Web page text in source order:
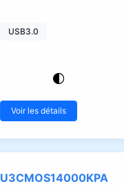
USB3.0
Voir les détails
U3CMOS14000KPA